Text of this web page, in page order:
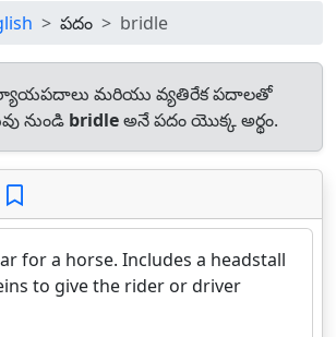
పదం bridle
మరియు వ్యతిరేక పదాలతో
నుండి bridleఅనే పదం యొక్క అర్థం.
for a horse. Includes a headstall
to give the rider or driver